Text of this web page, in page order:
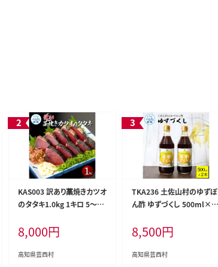
KAS003 訳あり藁焼きカツオ
のタタキ1.0kg 1キロ 5～6
藁焼き カツオ たたき 鰹のた
たき かつおのたたき カツオ
のたたき 鰹のタタキ かつお
8,000円
高知県芸西村
TKA236 土佐山村のゆずぽ
ん酢 ゆずづくし 500ml×2
調味料 さっぱり 美味しい お
いしい 鍋 しゃぶしゃぶ 冷奴
魚料理 蒸し料理 ドレッシン
8,500円
高知県芸西村